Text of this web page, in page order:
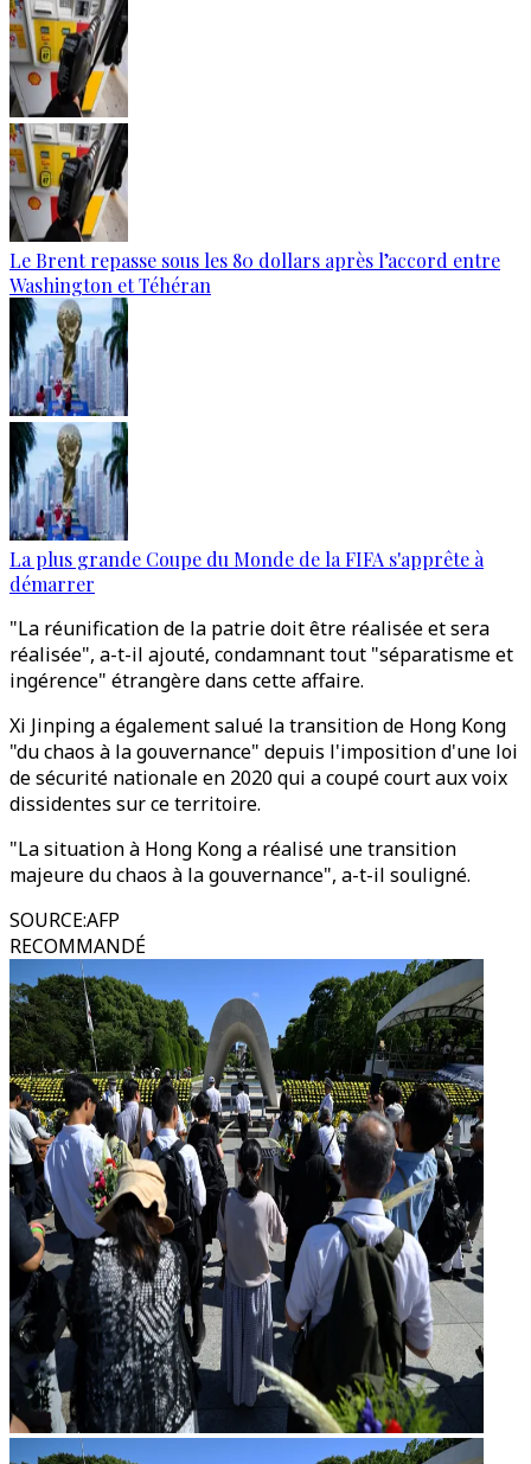
Le Brent repasse sous les 80 dollars après l’accord entre
Washington et Téhéran
La plus grande Coupe du Monde de la FIFA s'apprête à
démarrer
"La réunification de la patrie doit être réalisée et sera
réalisée", a-t-il ajouté, condamnant tout "séparatisme et
ingérence" étrangère dans cette affaire.
Xi Jinping a également salué la transition de Hong Kong
"du chaos à la gouvernance" depuis l'imposition d'une loi
de sécurité nationale en 2020 qui a coupé court aux voix
dissidentes sur ce territoire.
"La situation à Hong Kong a réalisé une transition
majeure du chaos à la gouvernance", a-t-il souligné.
SOURCE:AFP
RECOMMANDÉ